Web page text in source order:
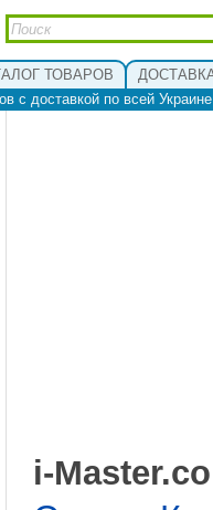
ТОВАРОВ
с доставкой по всей
i-